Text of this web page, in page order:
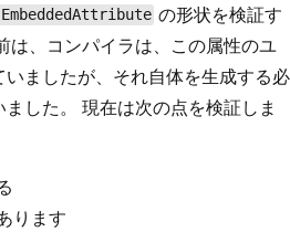
の形状を検証す
は、コンパイラは、この属性のユ
ましたが、それ自体を生成する必
した。 現在は次の点を検証しま
ります